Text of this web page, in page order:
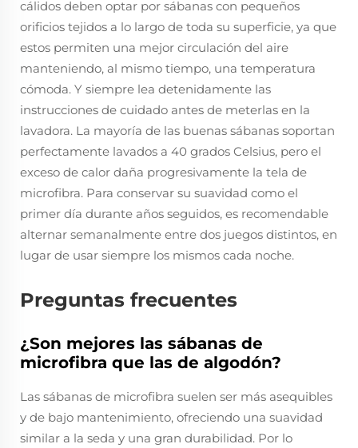
cálidos deben optar por sábanas con pequeños
orificios tejidos a lo largo de toda su superficie, ya que
estos permiten una mejor circulación del aire
manteniendo, al mismo tiempo, una temperatura
cómoda. Y siempre lea detenidamente las
instrucciones de cuidado antes de meterlas en la
lavadora. La mayoría de las buenas sábanas soportan
perfectamente lavados a 40 grados Celsius, pero el
exceso de calor daña progresivamente la tela de
microfibra. Para conservar su suavidad como el
primer día durante años seguidos, es recomendable
alternar semanalmente entre dos juegos distintos, en
lugar de usar siempre los mismos cada noche.
Preguntas frecuentes
¿Son mejores las sábanas de
microfibra que las de algodón?
Las sábanas de microfibra suelen ser más asequibles
y de bajo mantenimiento, ofreciendo una suavidad
similar a la seda y una gran durabilidad. Por lo